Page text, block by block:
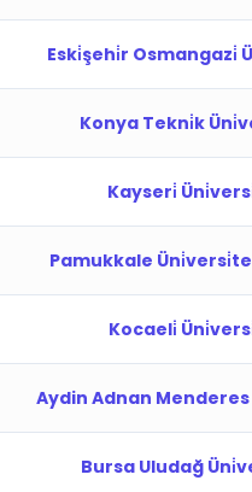
Eski̇şehi̇r Osmangazi̇
Konya Tekni̇k
Kayseri̇
Pamukkale
Kocaeli̇
Aydin Adnan
Bursa Uludağ